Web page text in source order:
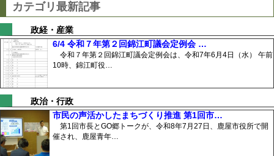
カテゴリ最新記事
政経・産業
6/4 令和７年第２回錦江町議会定例会 …
令和７年第２回錦江町議会定例会は、令和7年6月4日（水） 午前
10時、錦江町役…
政治・行政
市民の声活かしたまちづくり推進 第1回市…
第1回市長とGO郷トークが、令和8年7月27日、鹿屋市役所で開
催され、鹿屋青年…